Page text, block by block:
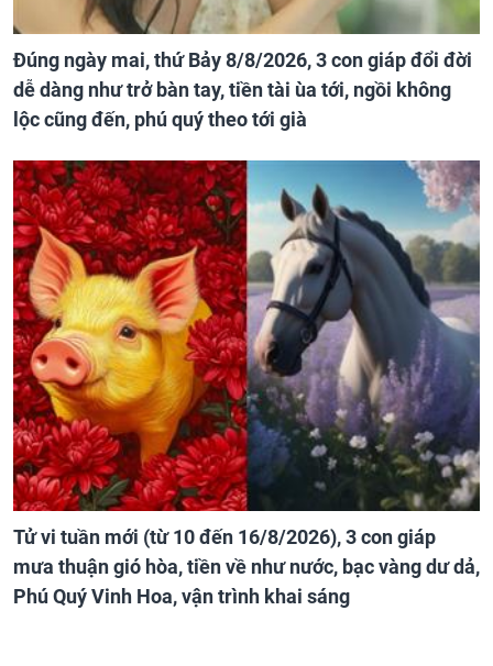
Đúng ngày mai, thứ Bảy 8/8/2026, 3 con giáp đổi đời
dễ dàng như trở bàn tay, tiền tài ùa tới, ngồi không
lộc cũng đến, phú quý theo tới già
Tử vi tuần mới (từ 10 đến 16/8/2026), 3 con giáp
mưa thuận gió hòa, tiền về như nước, bạc vàng dư dả,
Phú Quý Vinh Hoa, vận trình khai sáng